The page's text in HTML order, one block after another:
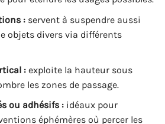
:servent à suspendre aussi
objets divers via différents
:exploite la hauteur sous
les zones de passage.
ou adhésifs :idéaux pour
éphémères où percer les